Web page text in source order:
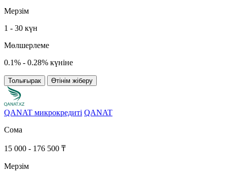
Мерзім
1 - 30 күн
Мөлшерлеме
0.1% - 0.28% күніне
Толығырак Өтінім жіберу
QANAT микрокредиті QANAT
Сома
15 000 - 176 500 ₸
Мерзім